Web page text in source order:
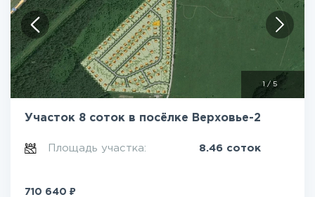
1 / 5
Участок 8 соток в посёлке Верховье-2
Площадь участка: 8.46 соток
710 640 ₽